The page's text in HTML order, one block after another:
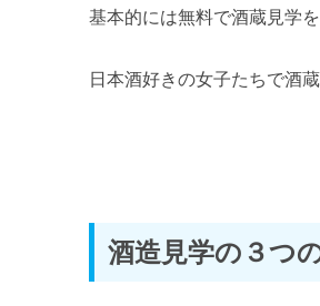
基本的には無料で酒蔵見学
日本酒好きの女子たちで酒
酒造見学の３つ